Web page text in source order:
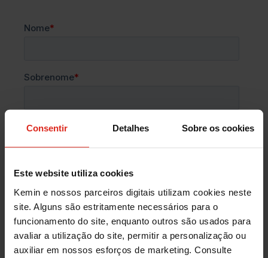
Consentir Detalhes Sobre os cookies
Este website utiliza cookies
Kemin e nossos parceiros digitais utilizam cookies neste
site. Alguns são estritamente necessários para o
funcionamento do site, enquanto outros são usados para
avaliar a utilização do site, permitir a personalização ou
auxiliar em nossos esforços de marketing. Consulte